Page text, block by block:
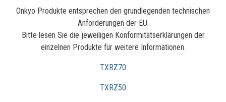
Onkyo Produkte entsprechen den grundlegenden technischen
Anforderungen der EU.
Bitte lesen Sie die jeweiligen Konformitätserklärungen der
einzelnen Produkte für weitere Informationen.
TXRZ70
TXRZ50